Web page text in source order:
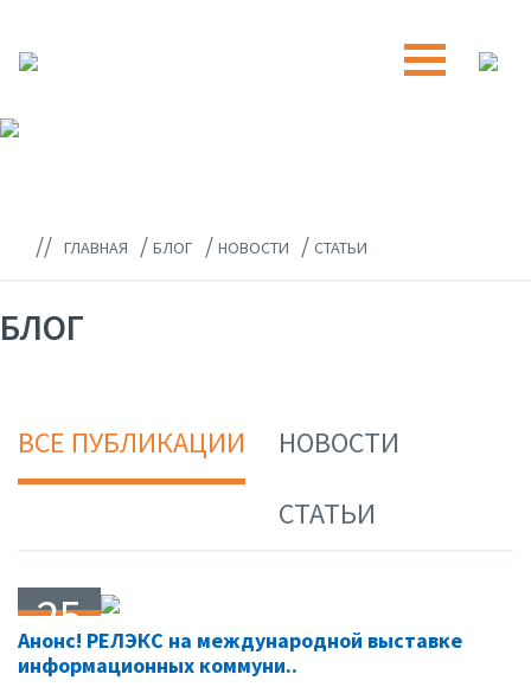
// ГЛАВНАЯ / БЛОГ / НОВОСТИ / СТАТЬИ
БЛОГ
ВСЕ ПУБЛИКАЦИИ
НОВОСТИ
СТАТЬИ
25
04.16
Анонс! РЕЛЭКС на международной выставке
информационных коммуни..